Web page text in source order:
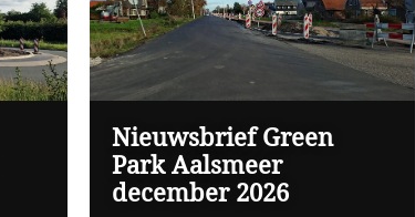
Nieuwsbrief Green
Park Aalsmeer
december 2026